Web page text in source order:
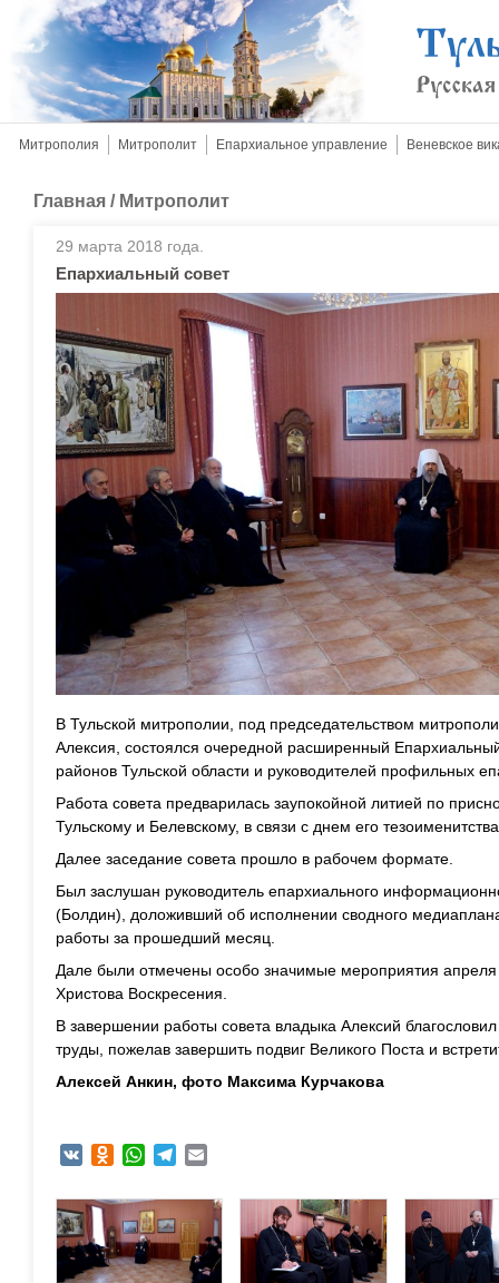
Митрополия Митрополит Епархиальное управление Веневское
Главная / Митрополит
29 марта 2018 года.
Епархиальный совет
В Тульской митрополии, под председательством
Алексия, состоялся очередной расширенный
районов Тульской области и руководителей профильных
Работа совета предварилась заупокойной литией по
Тульскому и Белевскому, в связи с днем его
Далее заседание совета прошло в рабочем формате.
Был заслушан руководитель епархиального
(Болдин), доложивший об исполнении сводного
работы за прошедший месяц.
Дале были отмечены особо значимые мероприятия апреля
Христова Воскресения.
В завершении работы совета владыка Алексий
труды, пожелав завершить подвиг Великого Поста и
Алексей Анкин, фото Максима Курчакова
VK Odnoklassniki
WhatsAppTelegram